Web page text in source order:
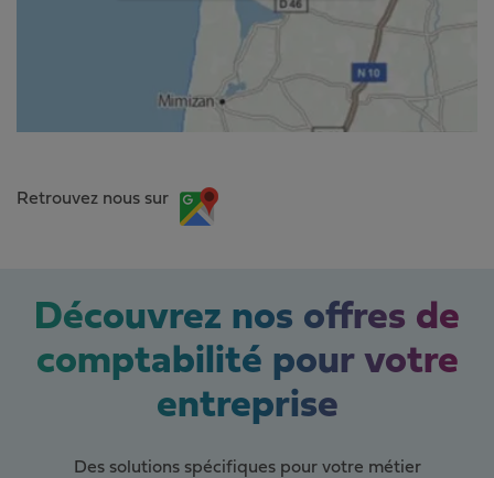
Retrouvez nous sur
Découvrez nos offres de
comptabilité pour votre
entreprise
Des solutions spécifiques pour votre métier